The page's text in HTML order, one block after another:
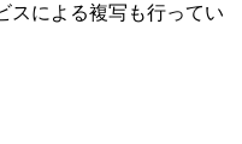
スによる複写も行ってい